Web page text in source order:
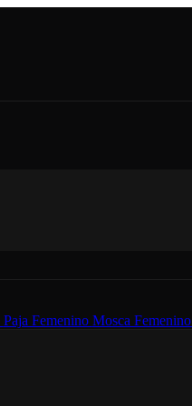
Paja Femenino Mosca Femenino